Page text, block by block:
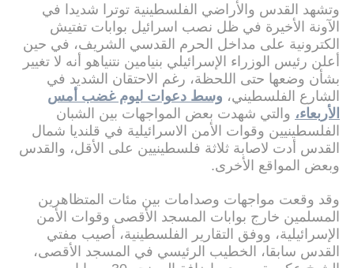
وتشهد القدس والأراضي الفلسطينية توترا شديدا في
الآونة الأخيرة في ظل نصب اسرائيل بوابات تفتيش
الكترونية على مداخل الحرم القدسي الشريف، في حين
أعلن رئيس الوزراء الإسرائيلي بنيامين نتنياهو أنه لا تغيير
بشأن وضعها حتى اللحظة، رغم الاحتقان الشديد في
الشارع الفلسطيني، وسط دعوات ليوم غضب أمس
الأربعاء، والتي شهدت بعض المواجهات بين الشبان
الفلسطينيين وقوات الأمن الاسرائيلية في قلنديا شمال
القدس أدت لاصابة ثلاثة فلسطينيين على الأقل، والقدس
وبعض المواقع الأخرى.
وقد وقعت مواجهات وصدامات بين مئات المتظاهرين
المسلمين خارج بوابات المسجد الأقصى وقوات الأمن
الإسرائيلية، ووفق التقارير الفلسطينية، أصيب مفتي
القدس سابقا، الخطيب الرئيسي في المسجد الأقصى،